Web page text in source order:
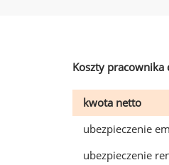
Koszty
kwota netto
ubezpieczenie
ubezpieczenie